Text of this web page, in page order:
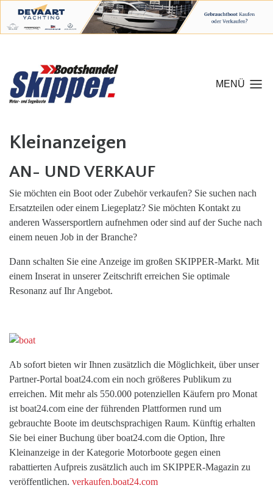
MENÜ
Kleinanzeigen
AN- UND VERKAUF
Sie möchten ein Boot oder Zubehör verkaufen? Sie suchen nach
Ersatzteilen oder einem Liegeplatz? Sie möchten Kontakt zu
anderen Wassersportlern aufnehmen oder sind auf der Suche nach
einem neuen Job in der Branche?
Dann schalten Sie eine Anzeige im großen SKIPPER-Markt. Mit
einem Inserat in unserer Zeitschrift erreichen Sie optimale
Resonanz auf Ihr Angebot.
Ab sofort bieten wir Ihnen zusätzlich die Möglichkeit, über unser
Partner-Portal boat24.com ein noch größeres Publikum zu
erreichen. Mit mehr als 550.000 potenziellen Käufern pro Monat
ist boat24.com eine der führenden Plattformen rund um
gebrauchte Boote im deutschsprachigen Raum. Künftig erhalten
Sie bei einer Buchung über boat24.com die Option, Ihre
Kleinanzeige in der Kategorie Motorboote gegen einen
rabattierten Aufpreis zusätzlich auch im SKIPPER-Magazin zu
veröffentlichen. verkaufen.boat24.com